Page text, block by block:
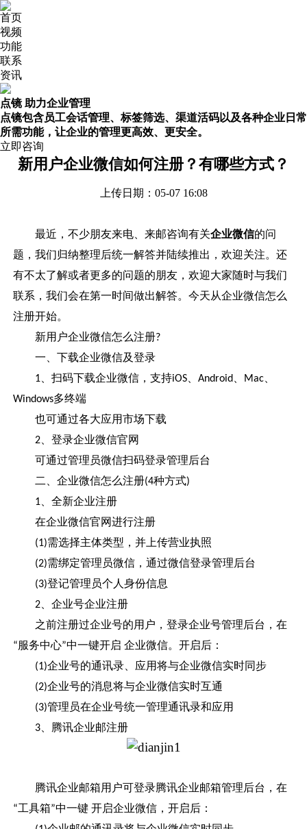
首页
视频
功能
联系
资讯
点镜 助力企业管理
点镜包含员工会话管理、标签筛选、渠道活码以及各种企业日常
所需功能，让企业的管理更高效、更安全。
立即咨询
新用户企业微信如何注册？有哪些方式？
上传日期：05-07 16:08
最近，不少朋友来电、来邮咨询有关企业微信的问
题，我们归纳整理后统一解答并陆续推出，欢迎关注。还
有不太了解或者更多的问题的朋友，欢迎大家随时与我们
联系，我们会在第一时间做出解答。今天从企业微信怎么
注册开始。
新用户企业微信怎么注册?
一、下载企业微信及登录
1、扫码下载企业微信，支持iOS、Android、 Mac、
Windows多终端
也可通过各大应用市场下载
2、登录企业微信官网
可通过管理员微信扫码登录管理后台
二、企业微信怎么注册(4种方式)
1、全新企业注册
在企业微信官网进行注册
(1)需选择主体类型，并上传营业执照
(2)需绑定管理员微信，通过微信登录管理后台
(3)登记管理员个人身份信息
2、企业号企业注册
之前注册过企业号的用户，登录企业号管理后台，在
“服务中心”中一键开启 企业微信。开启后：
(1)企业号的通讯录、应用将与企业微信实时同步
(2)企业号的消息将与企业微信实时互通
(3)管理员在企业号统一管理通讯录和应用
3、腾讯企业邮注册
腾讯企业邮箱用户可登录腾讯企业邮箱管理后台，在
“工具箱”中一键 开启企业微信，开启后：